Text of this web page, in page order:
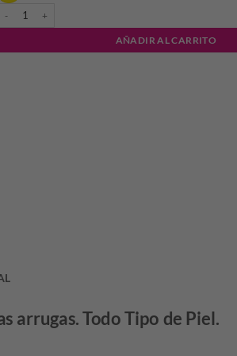
EXIMIA - Hyalu Filler Complex 3D - Serum x 30ml
AÑADIR AL CARRITO
arrugas. Todo Tipo de Piel.